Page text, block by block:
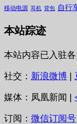
移动电源 耳机 背包 自行
本站踪迹
本站内容已入驻各
社交： 新浪微博 |
媒体：凤凰新闻 |
订阅： 微信订阅号